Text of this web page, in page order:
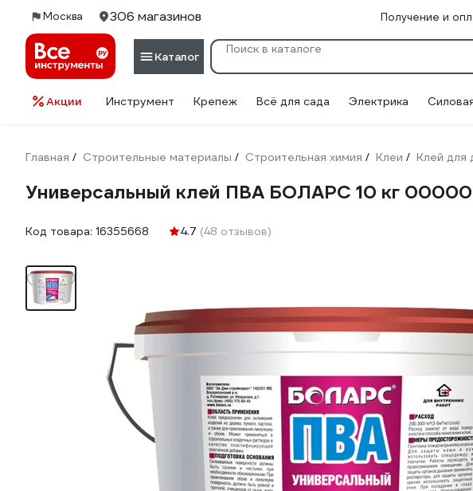
Москва 306 магазинов Получение и
Каталог
Акции Инструмент Крепеж Всё для сада Электрика
Главная / Строительные материалы / Строительная химия / Клеи / Клей для
Универсальный клей ПВА БОЛАРС 10 кг
Код товара: 16355668 4.7 (48 отзывов)